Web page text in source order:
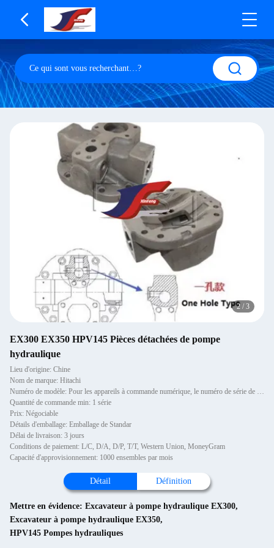
2 / 3
EX300 EX350 HPV145 Pièces détachées de pompe
hydraulique
Lieu d'origine: Chine
Nom de marque: Hitachi
Numéro de modèle: Pour les appareils à commande numérique, le numéro de série de l'appareil doit être le numéro de sér
Quantité de commande min: 1 série
Prix: Négociable
Détails d'emballage: Emballage de Standar
Délai de livraison: 3 jours
Conditions de paiement: L/C, D/A, D/P, T/T, Western Union, MoneyGram
Capacité d'approvisionnement: 1000 ensembles par mois
Détail Définition
Mettre en évidence: Excavateur à pompe hydraulique EX300,
Excavateur à pompe hydraulique EX350,
HPV145 Pompes hydrauliques